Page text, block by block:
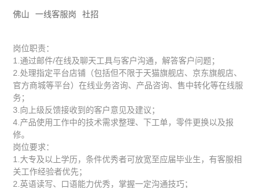
佛山 一线客服岗 社招
岗位职责：
1.通过邮件/在线及聊天工具与客户沟通，解答客户问题；
2.处理指定平台店铺（包括但不限于天猫旗舰店、京东旗舰店、
官方商城等平台）在线业务咨询、产品咨询、售中转化等在线服
务；
3.向上级反馈接收到的客户意见及建议；
4.产品使用工作中的技术需求整理、下工单，零件更换以及报
修。
岗位要求：
1.大专及以上学历，条件优秀者可放宽至应届毕业生，有客服相
关工作经验者优先；
2.英语读写、口语能力优秀，掌握一定沟通技巧；